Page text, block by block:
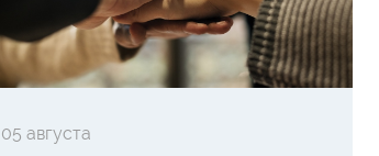
05 августа